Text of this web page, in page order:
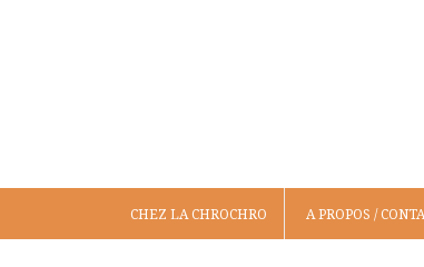
CHEZ LA CHROCHRO A PROPOS /